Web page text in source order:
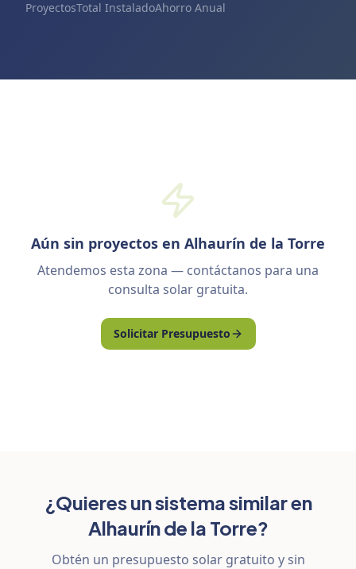
ProyectosTotal InstaladoAhorro Anual
Aún sin proyectos en Alhaurín de la Torre
Atendemos esta zona — contáctanos para una
consulta solar gratuita.
Solicitar Presupuesto
¿Quieres un sistema similar en
Alhaurín de la Torre?
Obtén un presupuesto solar gratuito y sin